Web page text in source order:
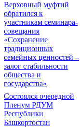
Верховный муфтий
обратился к
участникам семинара-
совещания
«Сохранение
традиционных
семейных ценностей –
залог стабильности
общества и
государства»
Состоялся очередной
Пленум РДУМ
Республики
Башкортостан